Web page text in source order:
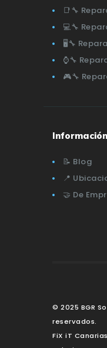
📑🔧
💻🔧
🖥️🔧
⌚🔧
🎮🔧
Información
📝 Blog
📍
🤝 De
© 2025 BGR
reservados.
FiX iT